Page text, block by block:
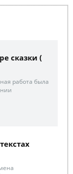
сказки (
работа была